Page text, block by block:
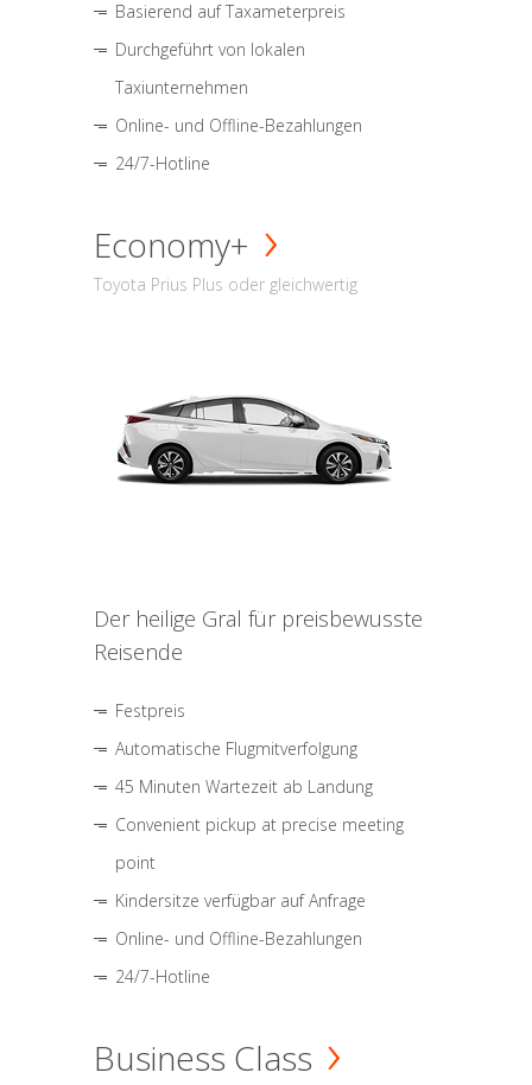
Basierend auf Taxameterpreis
Durchgeführt von lokalen
Taxiunternehmen
Online- und Offline-Bezahlungen
24/7-Hotline
Economy+
Toyota Prius Plus oder gleichwertig
Der heilige Gral für preisbewusste
Reisende
Festpreis
Automatische Flugmitverfolgung
45 Minuten Wartezeit ab Landung
Convenient pickup at precise meeting
point
Kindersitze verfügbar auf Anfrage
Online- und Offline-Bezahlungen
24/7-Hotline
Business Class